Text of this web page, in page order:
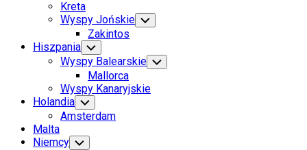
Kreta
Wyspy Jońskie Toggle
Child
Zakintos
Hiszpania Toggle
Child
Menu
Wyspy Balearskie Toggle
Child
Mallorca
Wyspy Kanaryjskie
Holandia Toggle
Child
Menu
Amsterdam
Malta
Niemcy Toggle